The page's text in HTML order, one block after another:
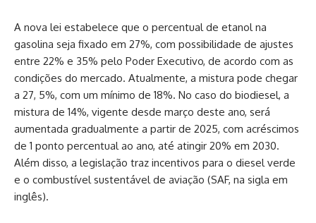
A nova lei estabelece que o percentual de etanol na
gasolina seja fixado em 27%, com possibilidade de ajustes
entre 22% e 35% pelo Poder Executivo, de acordo com as
condições do mercado. Atualmente, a mistura pode chegar
a 27, 5%, com um mínimo de 18%. No caso do biodiesel, a
mistura de 14%, vigente desde março deste ano, será
aumentada gradualmente a partir de 2025, com acréscimos
de 1 ponto percentual ao ano, até atingir 20% em 2030.
Além disso, a legislação traz incentivos para o diesel verde
e o combustível sustentável de aviação (SAF, na sigla em
inglês).